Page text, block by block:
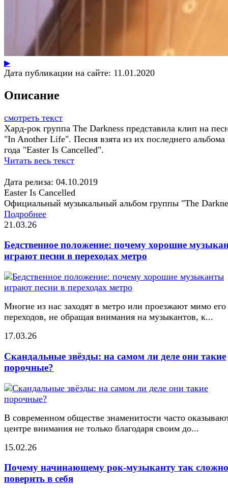
▶
Дата публикации на сайте: 11.01.2020
Описание
смотреть текст
Хард-рок группа The Darkness представила клип на
"In Another Life". Песня взята из их последнего альбома
года "Easter Is Cancelled".
Читать весь текст
Дата релиза: 04.10.2019
Easter Is Cancelled
Официальный музыкальный альбом группы "The
Подробнее
21.03.26
Бедственное положение: почему хорошие
играют песни в переходах метро
Многие из нас заходят в метро или проезжают мимо его
переходов, не обращая внимания на музыкантов, к...
17.03.26
Скандальные звёзды: на самом ли деле они такие
порочные?
В современном обществе знаменитости часто
центре внимания не только благодаря своим до...
15.02.26
Почему начинающему рок-музыканту так сложно
поверить в себя